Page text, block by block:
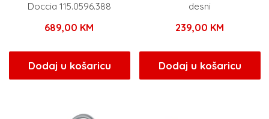
Doccia 115.0596.388
689,00 KM
Dodaj u košaricu
desni
239,00 KM
Dodaj u košaricu